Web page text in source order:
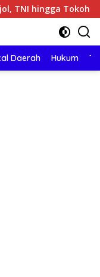
Agama dalam
Daerah Hukum